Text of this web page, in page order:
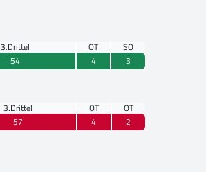
3.Drittel OT
SO
54 4 3
3.Drittel OT
OT
57 4 2